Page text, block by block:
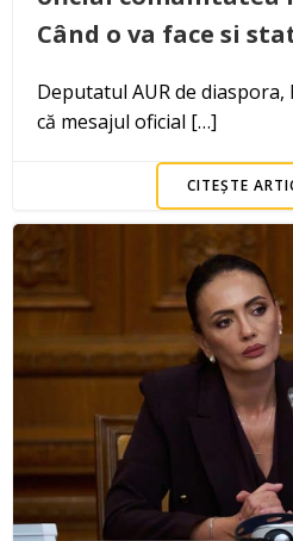
Când o va face si
Deputatul AUR de diaspora,
că mesajul oficial […]
CITEȘTE